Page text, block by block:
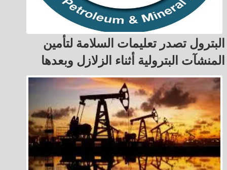
البترول تصدر تعليمات السلامة لتأمين
المنشآت البترولية أثناء الزلازل وبعدها